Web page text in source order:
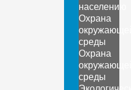
населению
Охрана
среды
Охрана
среды